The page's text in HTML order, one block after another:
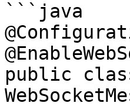
```java
public